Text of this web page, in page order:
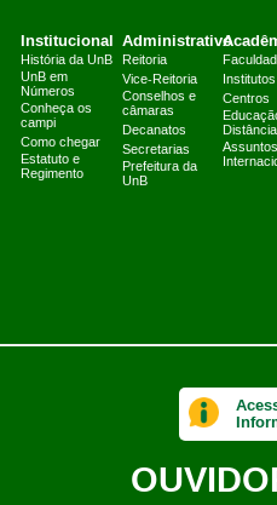
Institucional
História da UnB
UnB em
Números
Conheça os
campi
Como chegar
Estatuto e
Regimento
Administrativo
Reitoria
Vice-Reitoria
Conselhos e
câmaras
Decanatos
Secretarias
Prefeitura da
UnB
Institutos
Centros
Distância
Assuntos